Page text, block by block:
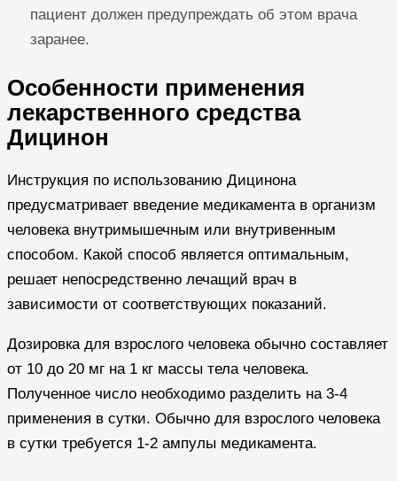
пациент должен предупреждать об этом врача
заранее.
Особенности применения
лекарственного средства
Дицинон
Инструкция по использованию Дицинона
предусматривает введение медикамента в организм
человека внутримышечным или внутривенным
способом. Какой способ является оптимальным,
решает непосредственно лечащий врач в
зависимости от соответствующих показаний.
Дозировка для взрослого человека обычно составляет
от 10 до 20 мг на 1 кг массы тела человека.
Полученное число необходимо разделить на 3-4
применения в сутки. Обычно для взрослого человека
в сутки требуется 1-2 ампулы медикамента.